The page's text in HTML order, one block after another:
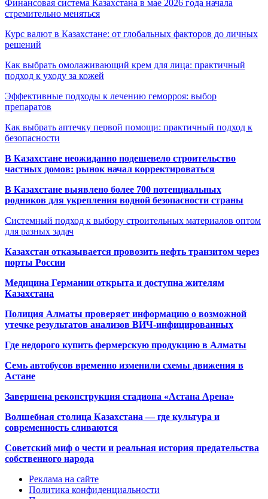
Финансовая система Казахстана в мае 2026 года начала
стремительно меняться
Курс валют в Казахстане: от глобальных факторов до личных
решений
Как выбрать омолаживающий крем для лица: практичный
подход к уходу за кожей
Эффективные подходы к лечению геморроя: выбор
препаратов
Как выбрать аптечку первой помощи: практичный подход к
безопасности
В Казахстане неожиданно подешевело строительство
частных домов: рынок начал корректироваться
В Казахстане выявлено более 700 потенциальных
родников для укрепления водной безопасности страны
Системный подход к выбору строительных материалов оптом
для разных задач
Казахстан отказывается провозить нефть транзитом через
порты России
Медицина Германии открыта и доступна жителям
Казахстана
Полиция Алматы проверяет информацию о возможной
утечке результатов анализов ВИЧ-инфицированных
Где недорого купить фермерскую продукцию в Алматы
Семь автобусов временно изменили схемы движения в
Астане
Завершена реконструкция стадиона «Астана Арена»
Волшебная столица Казахстана — где культура и
современность сливаются
Советский миф о чести и реальная история предательства
собственного народа
Реклама на сайте
Политика конфиденциальности